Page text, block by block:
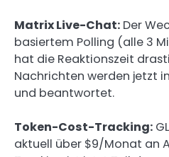
Matrix Live-Chat: Der
basiertem Polling (alle 3
hat die Reaktionszeit
Nachrichten werden jetzt
und beantwortet.
Token-Cost-Tracking:
aktuell über $9/Monat an